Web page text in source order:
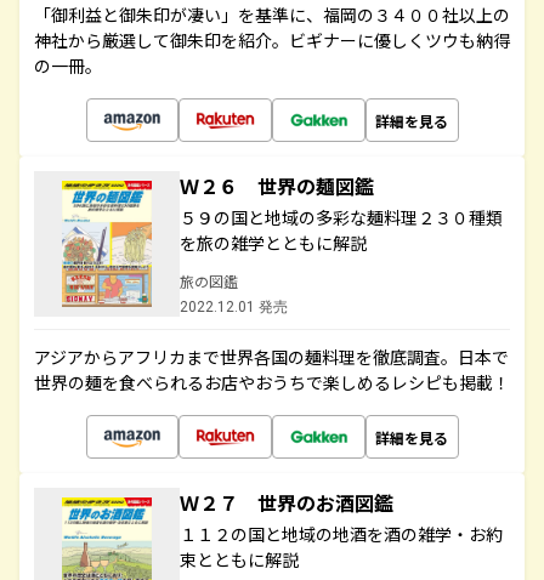
「御利益と御朱印が凄い」を基準に、福岡の３４００社以上の
神社から厳選して御朱印を紹介。ビギナーに優しくツウも納得
の一冊。
詳細を見る
Ｗ２６ 世界の麺図鑑
５９の国と地域の多彩な麺料理２３０種類
を旅の雑学とともに解説
旅の図鑑
2022.12.01 発売
アジアからアフリカまで世界各国の麺料理を徹底調査。日本で
世界の麺を食べられるお店やおうちで楽しめるレシピも掲載！
詳細を見る
Ｗ２７ 世界のお酒図鑑
１１２の国と地域の地酒を酒の雑学・お約
束とともに解説